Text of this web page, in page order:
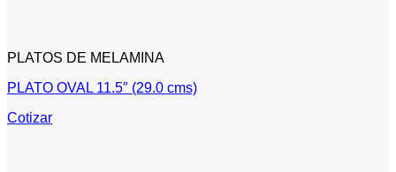
PLATOS DE MELAMINA
PLATO OVAL 11.5″ (29.0 cms)
Cotizar